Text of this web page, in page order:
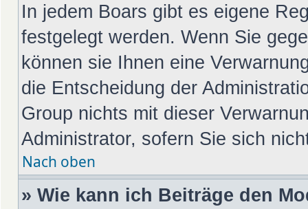
In jedem Boars gibt es eigene
festgelegt werden. Wenn Sie
können sie Ihnen eine
die Entscheidung der
Group nichts mit dieser
Administrator, sofern Sie sich
Nach oben
» Wie kann ich Beiträge den